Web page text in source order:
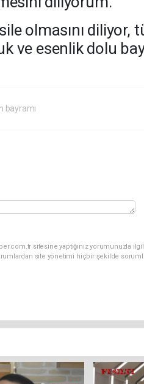
olmasını diliyor,
ve esenlik dolu
bayramı
sitesine yaptığınız yorumunuzla
site yönetimi hiçbir şekilde